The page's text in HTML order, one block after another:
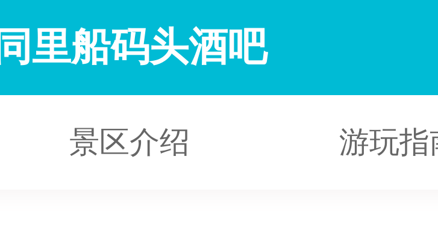
同里船码头酒吧
景区介绍 游玩指